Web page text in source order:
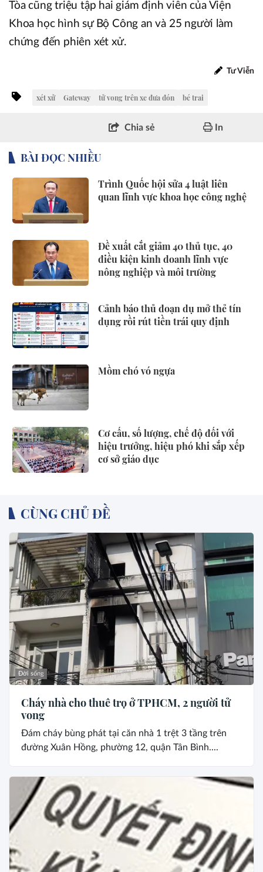
Tòa cũng triệu tập hai giám định viên của Viện
Khoa học hình sự Bộ Công an và 25 người làm
chứng đến phiên xét xử.
Tư Viễn
xét xử Gateway tử vong trên xe đưa đón bé trai
Chia sẻ In
BÀI ĐỌC NHIỀU
Trình Quốc hội sửa 4 luật liên
quan lĩnh vực khoa học công nghệ
Đề xuất cắt giảm 40 thủ tục, 40
điều kiện kinh doanh lĩnh vực
nông nghiệp và môi trường
Cảnh báo thủ đoạn dụ mở thẻ tín
dụng rồi rút tiền trái quy định
Mồm chó vó ngựa
Cơ cấu, số lượng, chế độ đối với
hiệu trưởng, hiệu phó khi sắp xếp
cơ sở giáo dục
CÙNG CHỦ ĐỀ
Đời sống
Cháy nhà cho thuê trọ ở TPHCM, 2 người tử
vong
Đám cháy bùng phát tại căn nhà 1 trệt 3 tầng trên
đường Xuân Hồng, phường 12, quận Tân Bình....